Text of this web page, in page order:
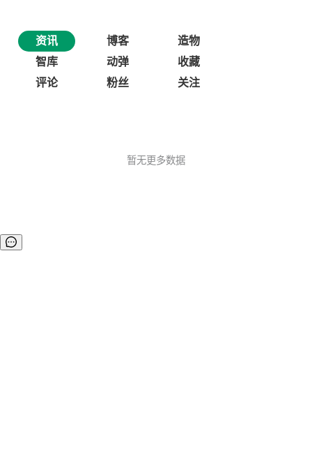
资讯 博客
造物
智库
动弹
收藏
评论
粉丝 关注
暂无更多数据